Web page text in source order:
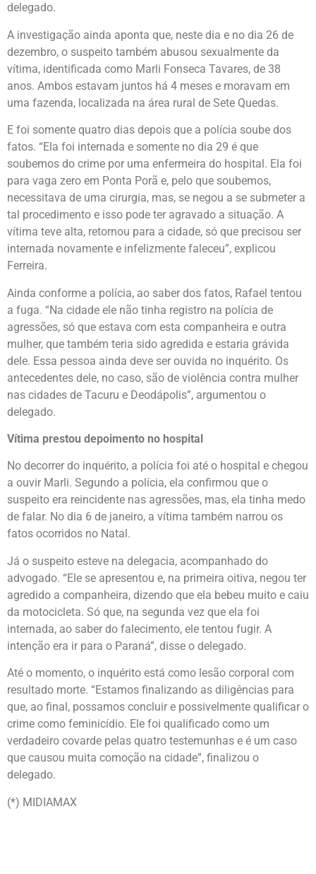
delegado.
A investigação ainda aponta que, neste dia e no dia 26 de
dezembro, o suspeito também abusou sexualmente da
vítima, identificada como Marli Fonseca Tavares, de 38
anos. Ambos estavam juntos há 4 meses e moravam em
uma fazenda, localizada na área rural de Sete Quedas.
E foi somente quatro dias depois que a polícia soube dos
fatos. “Ela foi internada e somente no dia 29 é que
soubemos do crime por uma enfermeira do hospital. Ela foi
para vaga zero em Ponta Porã e, pelo que soubemos,
necessitava de uma cirurgia, mas, se negou a se submeter a
tal procedimento e isso pode ter agravado a situação. A
vítima teve alta, retornou para a cidade, só que precisou ser
internada novamente e infelizmente faleceu”, explicou
Ferreira.
Ainda conforme a polícia, ao saber dos fatos, Rafael tentou
a fuga. “Na cidade ele não tinha registro na polícia de
agressões, só que estava com esta companheira e outra
mulher, que também teria sido agredida e estaria grávida
dele. Essa pessoa ainda deve ser ouvida no inquérito. Os
antecedentes dele, no caso, são de violência contra mulher
nas cidades de Tacuru e Deodápolis”, argumentou o
delegado.
Vítima prestou depoimento no hospital
No decorrer do inquérito, a polícia foi até o hospital e chegou
a ouvir Marli. Segundo a polícia, ela confirmou que o
suspeito era reincidente nas agressões, mas, ela tinha medo
de falar. No dia 6 de janeiro, a vítima também narrou os
fatos ocorridos no Natal.
Já o suspeito esteve na delegacia, acompanhado do
advogado. “Ele se apresentou e, na primeira oitiva, negou ter
agredido a companheira, dizendo que ela bebeu muito e caiu
da motocicleta. Só que, na segunda vez que ela foi
internada, ao saber do falecimento, ele tentou fugir. A
intenção era ir para o Paraná”, disse o delegado.
Até o momento, o inquérito está como lesão corporal com
resultado morte. “Estamos finalizando as diligências para
que, ao final, possamos concluir e possivelmente qualificar o
crime como feminicídio. Ele foi qualificado como um
verdadeiro covarde pelas quatro testemunhas e é um caso
que causou muita comoção na cidade”, finalizou o
delegado.
(*) MIDIAMAX